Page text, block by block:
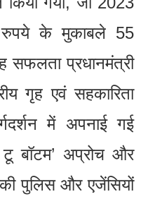
के मुकाबले 55
प्रधानमंत्री
गृह एवं सहकारिता
में अपनाई गई
टू बॉटम’ अप्रोच और
की पुलिस और एजेंसियों